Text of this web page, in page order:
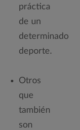
práctica
de un
determinado
deporte.
Otros
que
también
son